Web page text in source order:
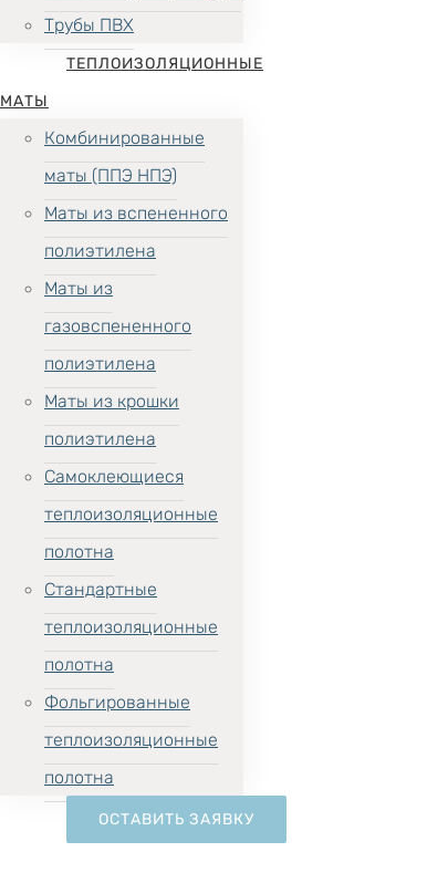
Трубы ПВХ
ТЕПЛОИЗОЛЯЦИОННЫЕ
МАТЫ
Комбинированные
маты (ППЭ НПЭ)
Маты из вспененного
полиэтилена
Маты из
газовспененного
полиэтилена
Маты из крошки
полиэтилена
Самоклеющиеся
теплоизоляционные
полотна
Стандартные
теплоизоляционные
полотна
Фольгированные
теплоизоляционные
полотна
ОСТАВИТЬ ЗАЯВКУ